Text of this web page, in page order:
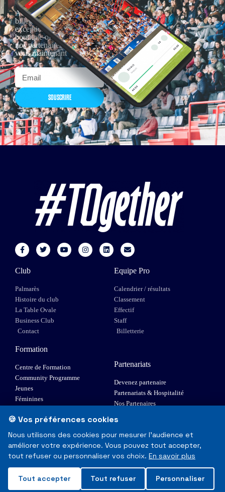
Actualités, nouveautés,
billetterie, remises
exceptionnelles dans la
boutique officielles & chez
nos partenaires… Inscrivez-
vous maintenant
SOUSCRIRE
Club
Palmarès
Histoire du club
La Table Ovale
Business Club
Contact
Equipe Pro
Calendrier / résultats
Classement
Effectif
Staff
Billetterie
Formation
Centre de Formation
Community Programme
Jeunes
Féminines
Elite 1
Partenariats
Devenez partenaire
Partenariats & Hospitalité
Nos Partenaires
© Toulouse Olympique XIII - Tous droits réservés
Mentions Légales & RGPD
Made with❤in Toulouse
🍪 Vos préférences cookies
Nous utilisons des cookies pour mesurer l'audience et
améliorer votre expérience. Vous pouvez tout accepter,
tout refuser ou personnaliser vos choix. En savoir plus
Tout accepter Tout refuser Personnaliser